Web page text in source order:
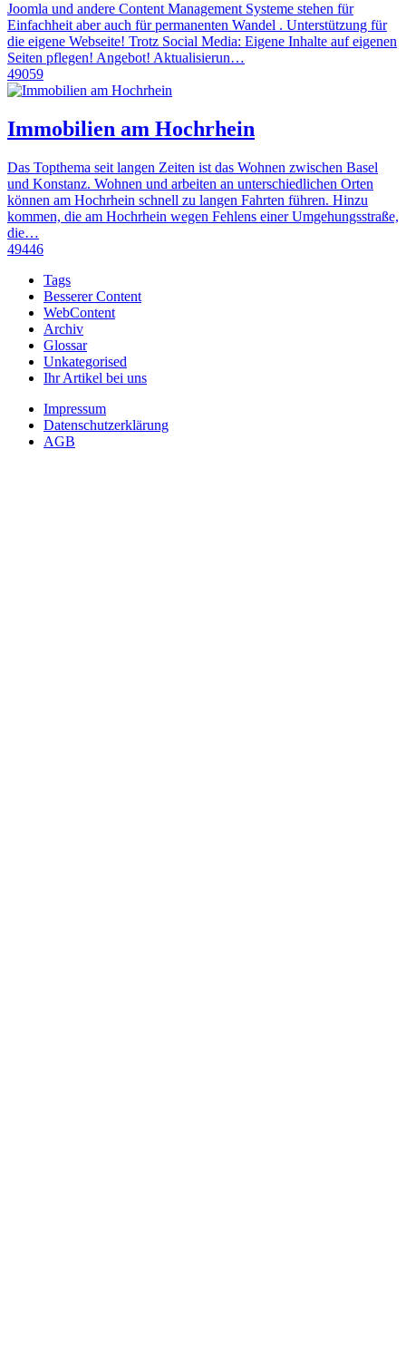
Joomla und andere Content Management Systeme stehen für
Einfachheit aber auch für permanenten Wandel . Unterstützung für
die eigene Webseite! Trotz Social Media: Eigene Inhalte auf eigenen
Seiten pflegen! Angebot! Aktualisierun…
49059
Immobilien am Hochrhein
Das Topthema seit langen Zeiten ist das Wohnen zwischen Basel
und Konstanz. Wohnen und arbeiten an unterschiedlichen Orten
können am Hochrhein schnell zu langen Fahrten führen. Hinzu
kommen, die am Hochrhein wegen Fehlens einer Umgehungsstraße,
die…
49446
Tags
Besserer Content
WebContent
Archiv
Glossar
Unkategorised
Ihr Artikel bei uns
Impressum
Datenschutzerklärung
AGB